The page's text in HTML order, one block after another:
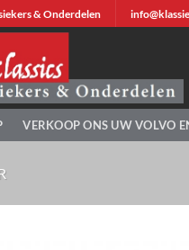
& Onderdelen
VERKOOP ONS UW VOLVO